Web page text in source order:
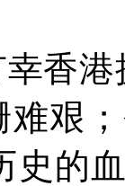
香
难艰
史的